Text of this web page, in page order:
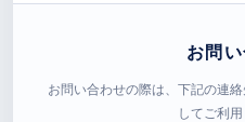
お問
お問い合わせの際は、下記の連
してご利用